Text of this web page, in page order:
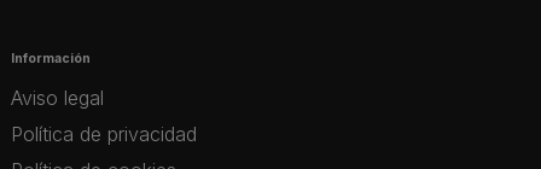
Información
Aviso legal
Política de privacidad